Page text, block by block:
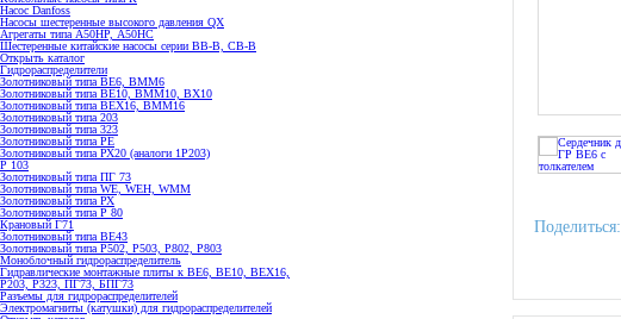
Насос Danfoss
Насосы шестеренные высокого давления QX
Агрегаты типа А50НР, А50НС
Шестеренные китайские насосы серии ВВ-В, СВ-В
Открыть каталог
Гидрораспределители
Золотниковый типа ВЕ6, ВММ6
Золотниковый типа BE10, ВММ10, ВХ10
Золотниковый типа ВЕХ16, ВММ16
Золотниковый типа 203
Золотниковый типа 323
Золотниковый типа РЕ
Золотниковый типа РХ20 (аналоги 1Р203)
Р 103
Золотниковый типа ПГ 73
Золотниковый типа WE, WEH, WMM
Золотниковый типа РХ
Золотниковый типа Р 80
Крановый Г71
Золотниковый типа BE43
Золотниковый типа Р502, Р503, Р802, Р803
Моноблочный гидрораспределитель
Гидравлические монтажные плиты к ВЕ6, ВЕ10, ВЕХ16,
Р203, Р323, ПГ73, БПГ73
Разъемы для гидрораспределителей
Электромагниты (катушки) для гидрораспределителей
Поделиться: